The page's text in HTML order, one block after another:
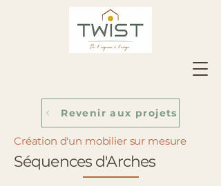
Revenir aux projets
Création d'un mobilier sur mesure
Séquences d'Arches